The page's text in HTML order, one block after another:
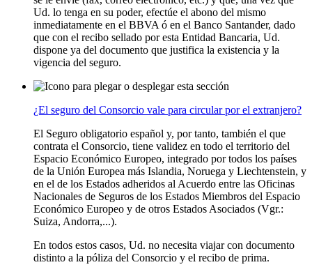
Ud. lo tenga en su poder, efectúe el abono del mismo
inmediatamente en el BBVA ó en el Banco Santander, dado
que con el recibo sellado por esta Entidad Bancaria, Ud.
dispone ya del documento que justifica la existencia y la
vigencia del seguro.
¿El seguro del Consorcio vale para circular por el extranjero?
El Seguro obligatorio español y, por tanto, también el que
contrata el Consorcio, tiene validez en todo el territorio del
Espacio Económico Europeo, integrado por todos los países
de la Unión Europea más Islandia, Noruega y Liechtenstein, y
en el de los Estados adheridos al Acuerdo entre las Oficinas
Nacionales de Seguros de los Estados Miembros del Espacio
Económico Europeo y de otros Estados Asociados (Vgr.:
Suiza, Andorra,...).
En todos estos casos, Ud. no necesita viajar con documento
distinto a la póliza del Consorcio y el recibo de prima.